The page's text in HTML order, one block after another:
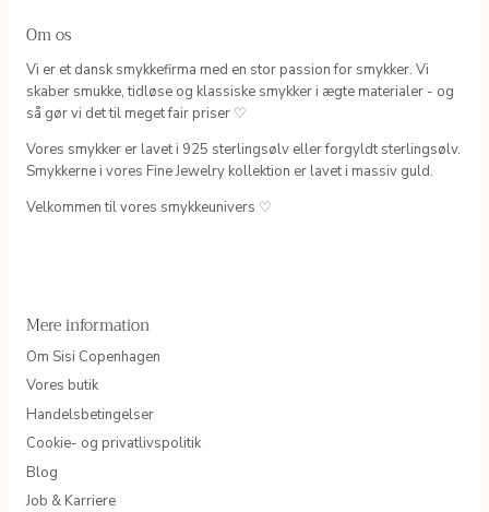
Om os
Vi er et dansk smykkefirma med en stor passion for smykker. Vi
skaber smukke, tidløse og klassiske smykker i ægte materialer - og
så gør vi det til meget fair priser ♡
Vores smykker er lavet i 925 sterlingsølv eller forgyldt sterlingsølv.
Smykkerne i vores Fine Jewelry kollektion er lavet i massiv guld.
Velkommen til vores smykkeunivers ♡
Mere information
Om Sisi Copenhagen
Vores butik
Handelsbetingelser
Cookie- og privatlivspolitik
Blog
Job & Karriere